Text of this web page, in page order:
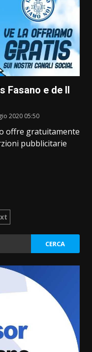
Fasano e de Il
2020 05:50
offre gratuitamente
pubblicitarie
a colpi di arma